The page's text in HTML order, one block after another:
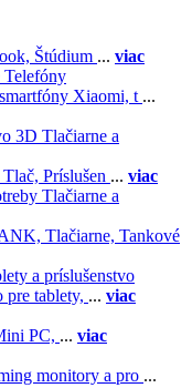
Štúdium ... viac
smartfóny Xiaomi, t ...
3D Tlačiarne a
Príslušen ... viac
Tlačiarne a
Tlačiarne, Tankové
a príslušenstvo
pre tablety, ... viac
PC, ... viac
monitory a pro ...